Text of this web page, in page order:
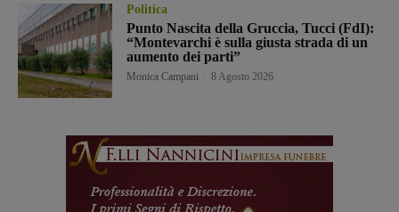
Politica
Punto Nascita della Gruccia, Tucci (FdI):
“Montevarchi è sulla giusta strada di un
aumento dei parti”
Monica Campani 8 Agosto 2026